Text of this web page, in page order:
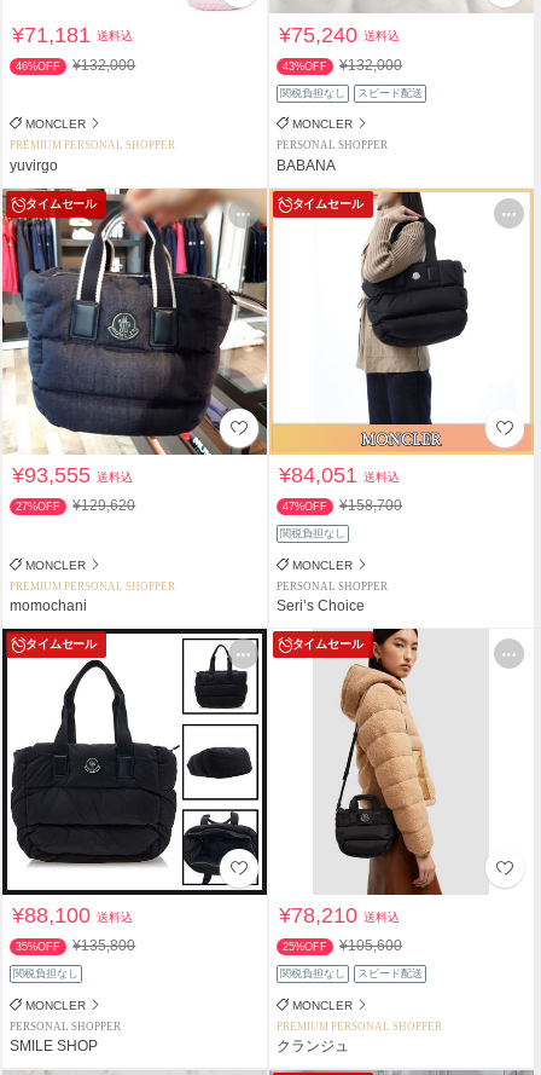
¥71,181送料込
46%OFF ¥132,000
MONCLER
PREMIUM PERSONAL SHOPPER
yuvirgo
¥75,240送料込
43%OFF ¥132,000
関税負担なし スピード配送
MONCLER
PERSONAL SHOPPER
BABANA
タイムセール
¥93,555送料込
27%OFF ¥129,620
MONCLER
PREMIUM PERSONAL SHOPPER
momochani
タイムセール
¥84,051送料込
47%OFF ¥158,700
関税負担なし
MONCLER
PERSONAL SHOPPER
Seri’s Choice
タイムセール
¥88,100送料込
35%OFF ¥135,800
関税負担なし
MONCLER
PERSONAL SHOPPER
SMILE SHOP
タイムセール
¥78,210送料込
25%OFF ¥105,600
関税負担なし スピード配送
MONCLER
PREMIUM PERSONAL SHOPPER
クランジュ